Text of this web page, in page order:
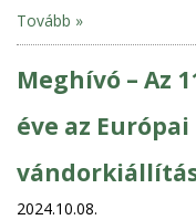
Tovább »
Meghívó – Az
éve az
2024.10.08.